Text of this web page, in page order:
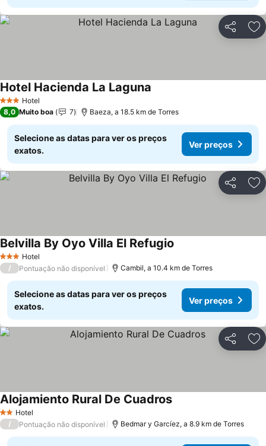
Partilhar
3 EstrelasHotel
Hotel Hacienda La Laguna
8,0 Muito boa 7 Baeza, a 18.5 km de Torres
Selecione as datas para ver os preços
exatos.
Ver preços
Partilhar
3 EstrelasHotel
Belvilla By Oyo Villa El Refugio
/ Pontuação não disponível Cambil, a 10.4 km de Torres
Selecione as datas para ver os preços
exatos.
Ver preços
Partilhar
2 Estrelas
Hotel
Alojamiento Rural De Cuadros
/ Pontuação não disponível Bedmar y Garcíez, a 8.9 km de Torres